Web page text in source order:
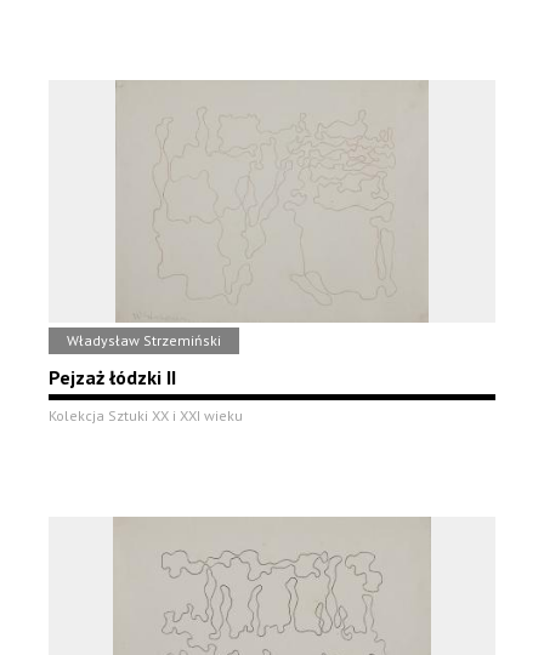
Władysław Strzemiński
Pejzaż łódzki II
Kolekcja Sztuki XX i XXI wieku